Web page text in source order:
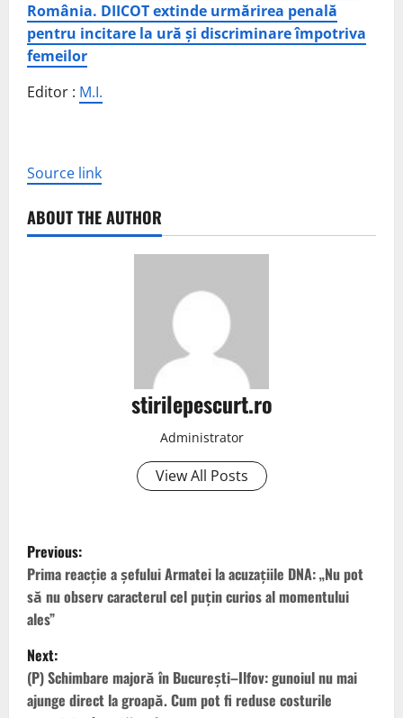
România. DIICOT extinde urmărirea penală
pentru incitare la ură și discriminare împotriva
femeilor
Editor : M.I.
Source link
ABOUT THE AUTHOR
stirilepescurt.ro
Administrator
View All Posts
P
o
s
t
n
Previous:
Prima reacție a șefului Armatei la acuzațiile DNA: „Nu pot
să nu observ caracterul cel puțin curios al momentului
ales”
Next:
(P) Schimbare majoră în București–Ilfov: gunoiul nu mai
ajunge direct la groapă. Cum pot fi reduse costurile